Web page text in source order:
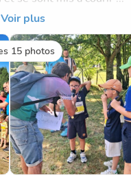
manifestation !
Voir plus
15 photos